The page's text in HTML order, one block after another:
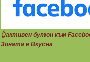
👆активен бутон към
Зоната е Вкусна